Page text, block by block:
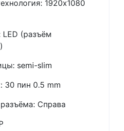
1920x1080
LED (разъём
semi-slim
30 пин 0.5 mm
Справа